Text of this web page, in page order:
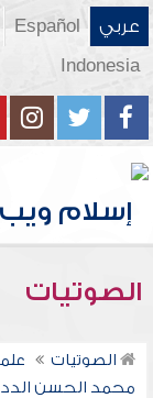
عربي Español
Indonesia
الصوتيات
الصوتيات
محمد الحسن